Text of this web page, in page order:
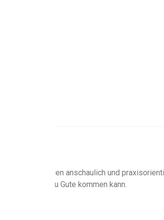
Als ich mich für die
bin ich froh, mich für
Themeninhalten
Steffen